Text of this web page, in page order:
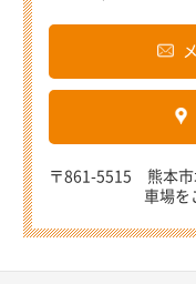
〒861-5515 熊本市
車場を